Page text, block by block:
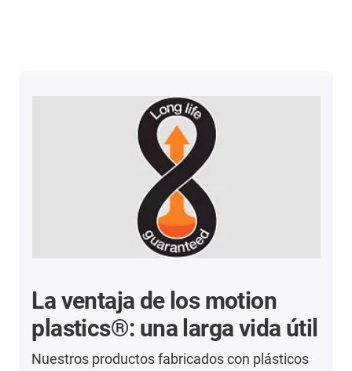
La ventaja de los motion
plastics®: una larga vida útil
Nuestros productos fabricados con plásticos